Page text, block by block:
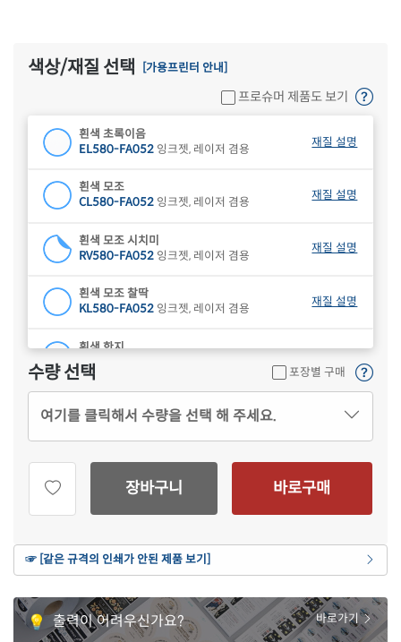
색상/재질 선택 [가용프린터 안내]
프로슈머 제품도 보기
흰색 초록이음
EL580-FA052 잉크젯, 레이저 겸용
재질 설명
흰색 모조
CL580-FA052 잉크젯, 레이저 겸용
재질 설명
흰색 모조 시치미
RV580-FA052 잉크젯, 레이저 겸용
재질 설명
흰색 모조 찰딱
KL580-FA052 잉크젯, 레이저 겸용
재질 설명
흰색 한지
CL580HJ-FA052
재질 설명
CL580B-FA052잉크젯, 레이저 겸용
재질 설명
CL580G-FA052
잉크젯, 레이저 겸용
재질 설명
재질 설명
연노란색 모조
CL580Y-FA052잉크젯, 레이저 겸용
갈색 크라프트
CL580KR-FA052잉크젯, 레이저 겸용
재질 설명
수량 선택 포장별 구매
여기를 클릭해서 수량을 선택 해 주세요.
장바구니 바로구매
☞ [같은 규격의 인쇄가 안된 제품 보기]
출력이 어려우신가요? 바로가기